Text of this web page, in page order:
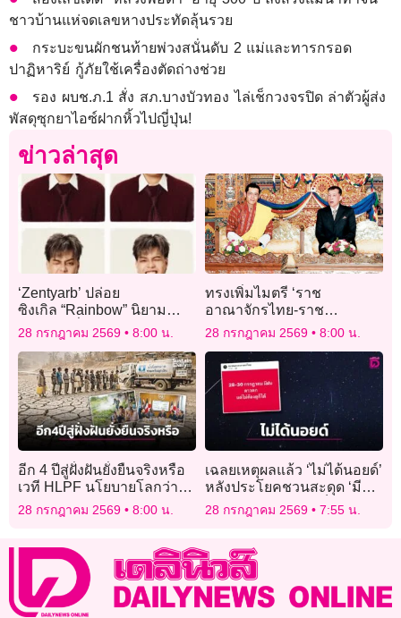
ชาวบ้านแห่จดเลขหางประทัดลุ้นรวย
กระบะขนผักชนท้ายพ่วงสนั่นดับ 2 แม่และทารกรอด
ปาฏิหาริย์ กู้ภัยใช้เครื่องตัดถ่างช่วย
รอง ผบช.ภ.1 สั่ง สภ.บางบัวทอง ไล่เช็กวงจรปิด ล่าตัวผู้ส่ง
พัสดุซุกยาไอซ์ฝากหิ้วไปญี่ปุ่น!
ข่าวล่าสุด
‘Zentyarb’ ปล่อย
ซิงเกิล “Rainbow” นิยาม
ความรักที่ถ่ายทอดอารมณ์
ความสัมพันธ์ยุคใหม่
28 กรกฎาคม 2569 8:00 น.
ทรงเพิ่มไมตรี ‘ราช
อาณาจักรไทย-ราช
อาณาจักรภูฏาน’
28 กรกฎาคม 2569 8:00 น.
อีก 4 ปีสู่ฝั่งฝันยั่งยืนจริงหรือ
เวที HLPF นโยบายโลกว่า
อย่างไร
28 กรกฎาคม 2569 8:00 น.
เฉลยเหตุผลแล้ว ‘ไม่ได้นอยด์’
หลังประโยคชวนสะดุด ‘มีฝน
ดาวตก แต่ไม่ต้องดูก็ได้’
28 กรกฎาคม 2569 7:55 น.